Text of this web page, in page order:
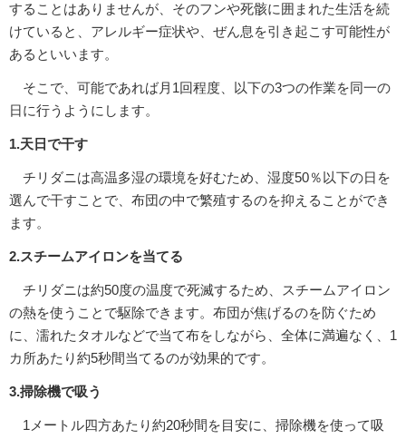
することはありませんが、そのフンや死骸に囲まれた生活を続
けていると、アレルギー症状や、ぜん息を引き起こす可能性が
あるといいます。
そこで、可能であれば月1回程度、以下の3つの作業を同一の
日に行うようにします。
1.天日で干す
チリダニは高温多湿の環境を好むため、湿度50％以下の日を
選んで干すことで、布団の中で繁殖するのを抑えることができ
ます。
2.スチームアイロンを当てる
チリダニは約50度の温度で死滅するため、スチームアイロン
の熱を使うことで駆除できます。布団が焦げるのを防ぐため
に、濡れたタオルなどで当て布をしながら、全体に満遍なく、1
カ所あたり約5秒間当てるのが効果的です。
3.掃除機で吸う
1メートル四方あたり約20秒間を目安に、掃除機を使って吸